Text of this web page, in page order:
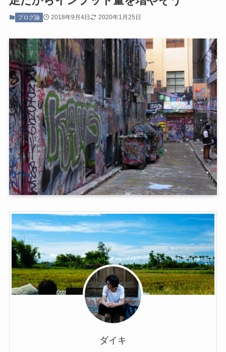
ブログ論 2018年9月4日 2020年1月25日
ダイキ